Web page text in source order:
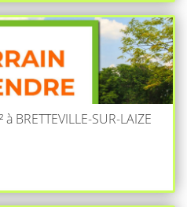
BRETTEVILLE-SUR-LAIZE